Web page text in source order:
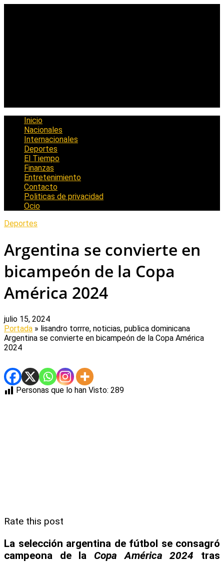
Inicio
Nacionales
Internacionales
Deportes
El Tiempo
Finanzas
Entretenimiento
Contacto
Politicas de privacidad
Ocio
Deportes
Argentina se convierte en
bicampeón de la Copa
América 2024
julio 15, 2024
Portada » lisandro torrre, noticias, publica dominicana
Argentina se convierte en bicampeón de la Copa América
2024
Personas que lo han Visto: 289
Rate this post
La selección argentina de fútbol se consagró
campeona de la Copa América 2024 tras